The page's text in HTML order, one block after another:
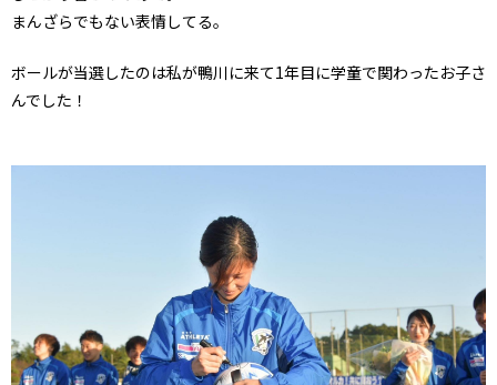
まんざらでもない表情してる。
ボールが当選したのは私が鴨川に来て1年目に学童で関わったお子さ
んでした！